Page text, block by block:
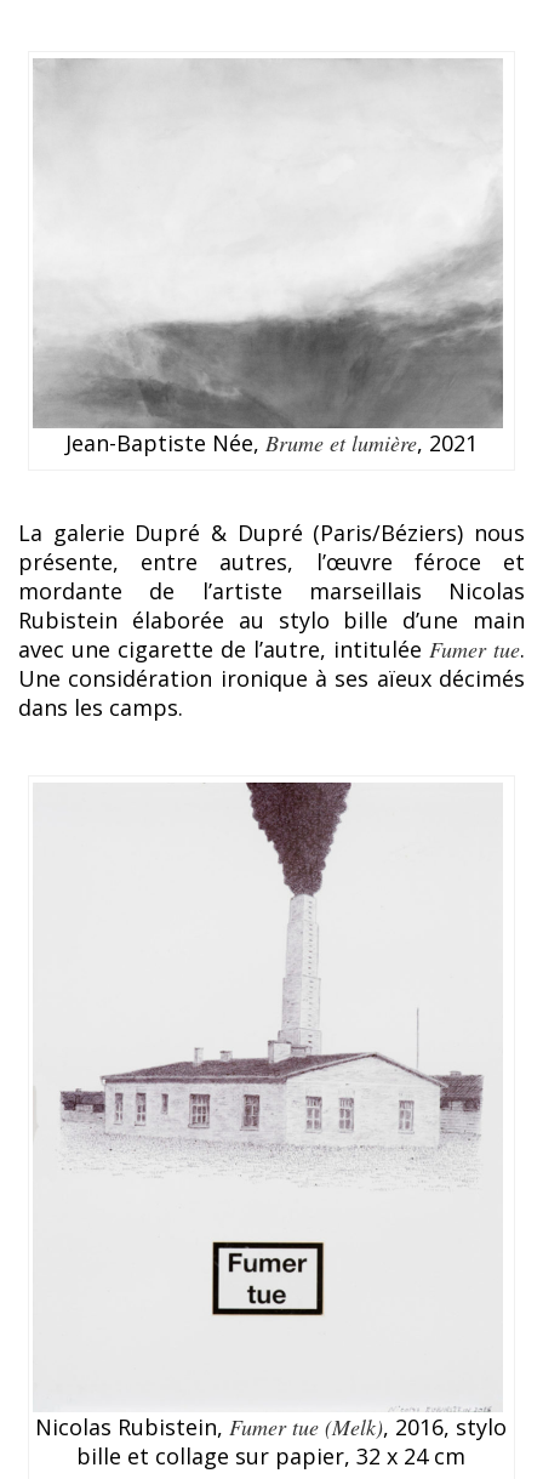
Jean-Baptiste Née, Brume et lumière, 2021
La galerie Dupré & Dupré (Paris/Béziers) nous
présente, entre autres, l’œuvre féroce et
mordante de l’artiste marseillais Nicolas
Rubistein élaborée au stylo bille d’une main
avec une cigarette de l’autre, intitulée Fumer tue.
Une considération ironique à ses aïeux décimés
dans les camps.
Nicolas Rubistein, Fumer tue (Melk), 2016, stylo
bille et collage sur papier, 32 x 24 cm